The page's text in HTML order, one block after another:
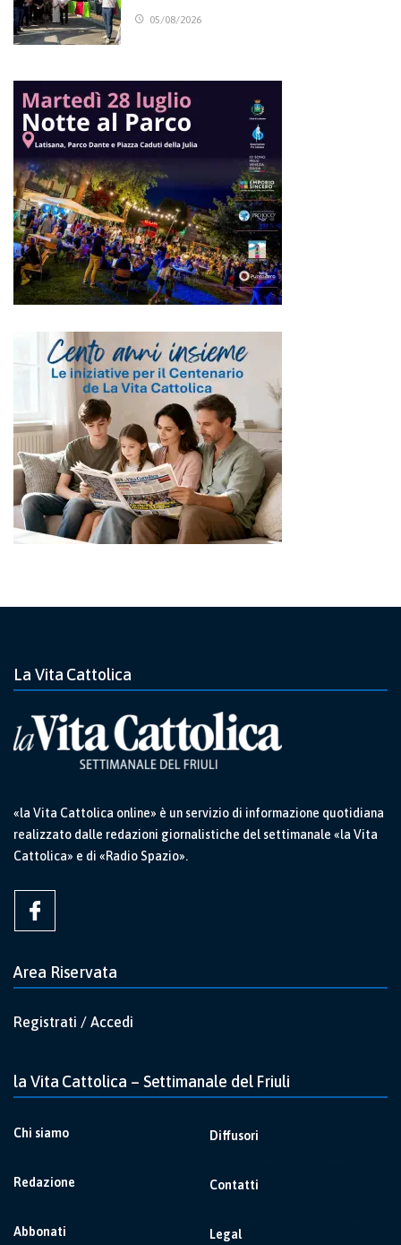
05/08/2026
La Vita Cattolica
«la Vita Cattolica online» è un servizio di informazione quotidiana
realizzato dalle redazioni giornalistiche del settimanale «la Vita
Cattolica» e di «Radio Spazio».
Area Riservata
Registrati / Accedi
la Vita Cattolica – Settimanale del Friuli
Chi siamo
Redazione
Abbonati
Diffusori
Contatti
Legal